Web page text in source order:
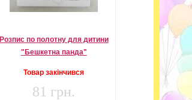
Розпис по полотну для дитини
"Бешкетна панда"
Товар закінчився
81 грн.